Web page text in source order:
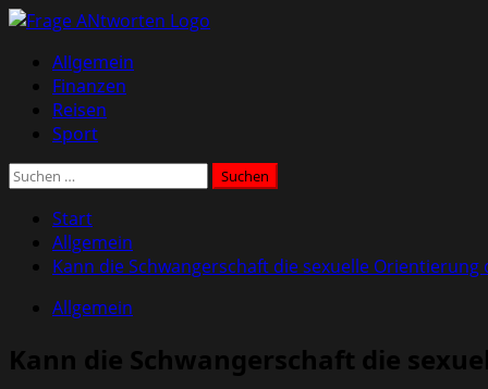
Zum
springen
Primäres
Menü
Allgemein
Finanzen
Reisen
Sport
Suchen
Start
Allgemein
Kann die Schwangerschaft die sexuelle Orientierung
Allgemein
Kann die Schwangerschaft die